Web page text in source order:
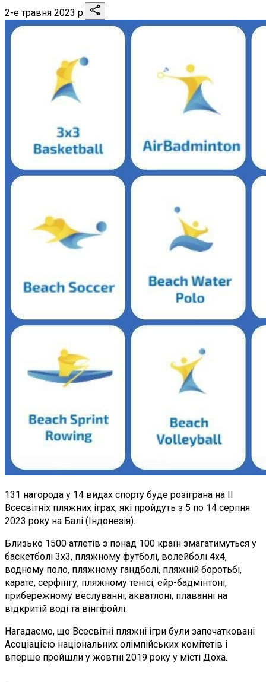
2-е травня 2023 р.
131 нагорода у 14 видах спорту буде розіграна на ІІ
Всесвітніх пляжних іграх, які пройдуть з 5 по 14 серпня
2023 року на Балі (Індонезія).
Близько 1500 атлетів з понад 100 країн змагатимуться у
баскетболі 3х3, пляжному футболі, волейболі 4x4,
водному поло, пляжному гандболі, пляжній боротьбі,
карате, серфінгу, пляжному тенісі, ейр-бадмінтоні,
прибережному веслуванні, акватлоні, плаванні на
відкритій воді та вінгфойлі.
Нагадаємо, що Всесвітні пляжні ігри були започатковані
Асоціацією національних олімпійських комітетів і
вперше пройшли у жовтні 2019 року у місті Доха.